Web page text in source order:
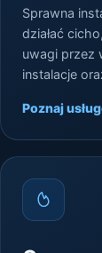
Sprawna
działać
uwagi przez
instalacje
okolic.
Poznaj